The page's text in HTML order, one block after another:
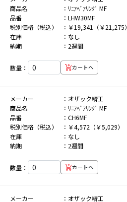
商品名
ﾘﾆｱﾍﾞｱﾘﾝｸﾞ MF
品番
LHW30MF
税別価格（税込）
￥19,341（￥21,275）
在庫
なし
納期
2週間
数量： カートへ
メーカー
オザック精工
商品名
ﾘﾆｱﾍﾞｱﾘﾝｸﾞ MF
品番
CH6MF
税別価格（税込）
￥4,572（￥5,029）
在庫
なし
納期
2週間
数量： カートへ
メーカー
オザック精工